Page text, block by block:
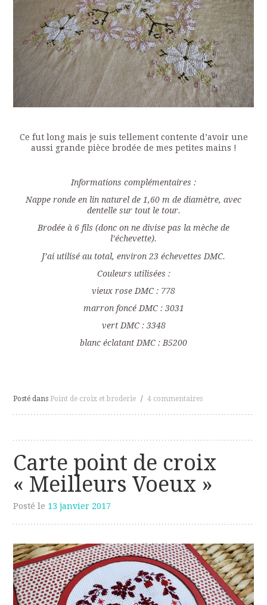
Ce fut long mais je suis tellement contente d’avoir une
aussi grande pièce brodée de mes petites mains !
Informations complémentaires :
Nappe ronde en lin naturel de 1,60 m de diamètre, avec
dentelle sur tout le tour.
Brodée à 6 fils (donc on ne divise pas la mèche de
l’échevette).
J’ai utilisé au total, environ 23 échevettes DMC.
Couleurs utilisées :
vieux rose DMC : 778
marron foncé DMC : 3031
vert DMC : 3348
blanc éclatant DMC : B5200
Posté dans Point de croix et broderie / 4 commentaires
Carte point de croix
« Meilleurs Voeux »
Posté le 13 janvier 2017